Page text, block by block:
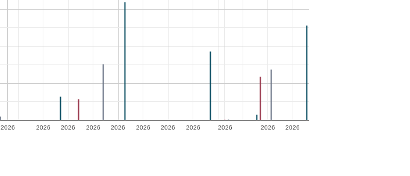
2026 2026 2026
2026 2026 2026 2026 2026 2026 2026 2026